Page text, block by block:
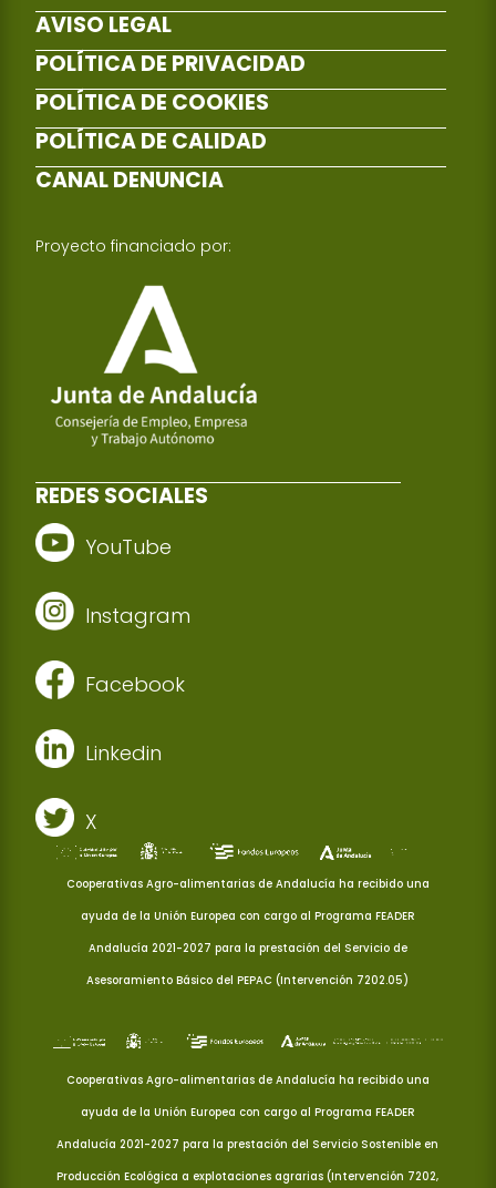
AVISO LEGAL
POLÍTICA DE PRIVACIDAD
POLÍTICA DE COOKIES
POLÍTICA DE CALIDAD
CANAL DENUNCIA
Proyecto financiado por:
REDES SOCIALES
YouTube
Instagram
Facebook
Linkedin
X
Cooperativas Agro-alimentarias de Andalucía ha recibido una
ayuda de la Unión Europea con cargo al Programa FEADER
Andalucía 2021-2027 para la prestación del Servicio de
Asesoramiento Básico del PEPAC (Intervención 7202.05)
Cooperativas Agro-alimentarias de Andalucía ha recibido una
ayuda de la Unión Europea con cargo al Programa FEADER
Andalucía 2021-2027 para la prestación del Servicio Sostenible en
Producción Ecológica a explotaciones agrarias (Intervención 7202,